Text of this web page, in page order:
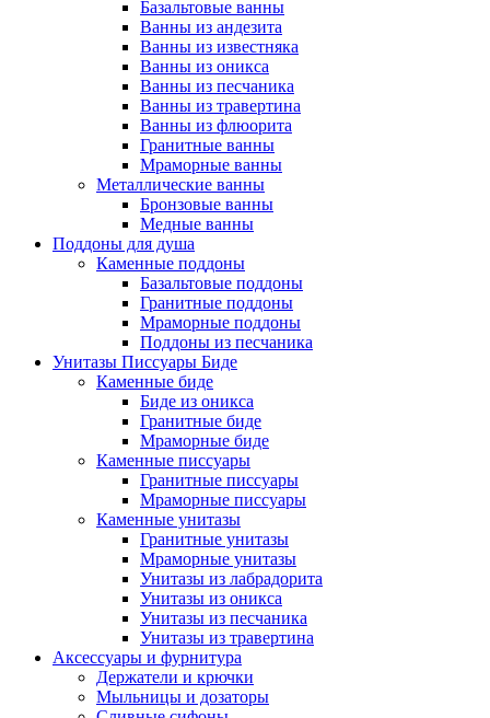
Базальтовые ванны
Ванны из андезита
Ванны из известняка
Ванны из оникса
Ванны из песчаника
Ванны из травертина
Ванны из флюорита
Гранитные ванны
Мраморные ванны
Металлические ванны
Бронзовые ванны
Медные ванны
Поддоны для душа
Каменные поддоны
Базальтовые поддоны
Гранитные поддоны
Мраморные поддоны
Поддоны из песчаника
Унитазы Писсуары Биде
Каменные биде
Биде из оникса
Гранитные биде
Мраморные биде
Каменные писсуары
Гранитные писсуары
Мраморные писсуары
Каменные унитазы
Гранитные унитазы
Мраморные унитазы
Унитазы из лабрадорита
Унитазы из оникса
Унитазы из песчаника
Унитазы из травертина
Аксессуары и фурнитура
Держатели и крючки
Мыльницы и дозаторы